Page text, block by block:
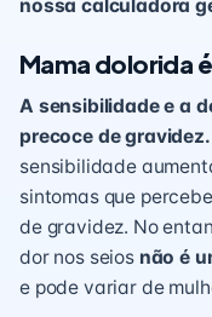
nossa calculadora
Mama dolorida
A sensibilidade e a
precoce de gravidez.
sensibilidade
sintomas que
de gravidez. No
dor nos seios não é
e pode variar de